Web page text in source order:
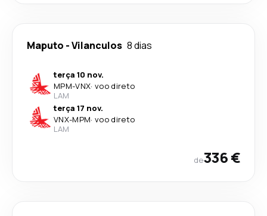
Maputo -Vilanculos 8 dias
terça 10 nov.
MPM-VNX· voo direto
LAM
terça 17 nov.
VNX-MPM· voo direto
LAM
de336 €